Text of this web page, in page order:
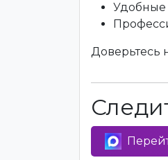
Удобные
Доверьтесь